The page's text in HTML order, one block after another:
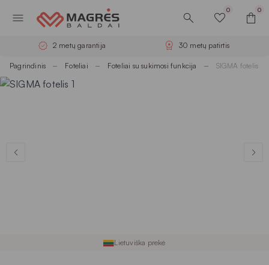
0 0
2 metų garantija 30 metų patirtis
Pagrindinis Foteliai Foteliai su sukimosi funkcija SIGMA fotelis
Lietuviška prekė